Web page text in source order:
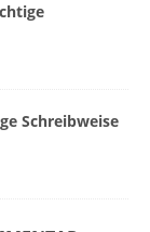
Schreibweise